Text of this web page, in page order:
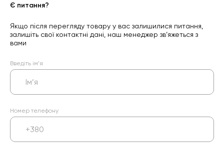
Є питання?
Якщо після перегляду товару у вас залишилися питання,
залишіть свої контактні дані, наш менеджер зв’яжеться з
вами
Введіть ім’я
Номер телефону